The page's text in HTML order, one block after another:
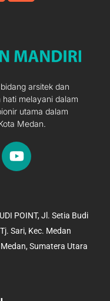
arsitek dan
melayani dalam
utama dalam
Medan.
Y
o
b
e
POINT, Jl. Setia Budi
Sari, Kec. Medan
Sumatera Utara